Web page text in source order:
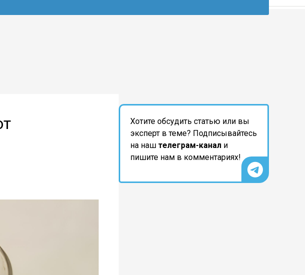
Хотите обсудить статью или вы
эксперт в теме? Подписывайтесь
на наш телеграм-канал и
пишите нам в комментариях!